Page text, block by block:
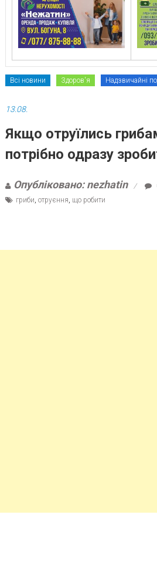
Всі новини Здоров'я Надзвичайні
13.08.
Якщо отруїлись
потрібно одразу
Опубліковано: nezhatin
гриби, отруєння, що робити